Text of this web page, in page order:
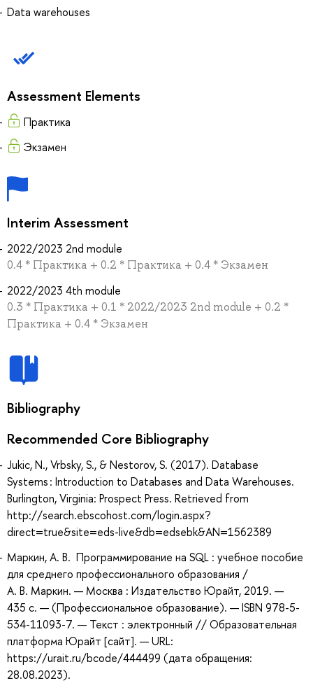
Data warehouses
Assessment Elements
Практика
Экзамен
Interim Assessment
2022/2023 2nd module
0.4 * Практика + 0.2 * Практика + 0.4 * Экзамен
2022/2023 4th module
0.3 * Практика + 0.1 * 2022/2023 2nd module + 0.2 *
Практика + 0.4 * Экзамен
Bibliography
Recommended Core Bibliography
Jukic, N., Vrbsky, S., & Nestorov, S. (2017). Database
Systems : Introduction to Databases and Data Warehouses.
Burlington, Virginia: Prospect Press. Retrieved from
http://search.ebscohost.com/login.aspx?
direct=true&site=eds-live&db=edsebk&AN=1562389
Маркин, А. В. Программирование на SQL : учебное пособие
для среднего профессионального образования /
А. В. Маркин. — Москва : Издательство Юрайт, 2019. —
435 с. — (Профессиональное образование). — ISBN 978-5-
534-11093-7. — Текст : электронный // Образовательная
платформа Юрайт [сайт]. — URL:
https://urait.ru/bcode/444499 (дата обращения:
28.08.2023).